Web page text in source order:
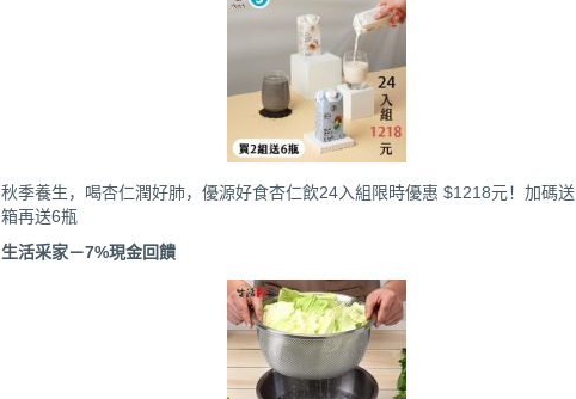
秋季養生，喝杏仁潤好肺，優源好食杏仁飲24入組限時優惠 $1218元！加碼送
箱再送6瓶
生活采家－7%現金回饋